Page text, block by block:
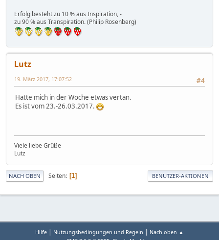
Erfolg besteht zu 10 % aus Inspiration, -
zu 90 % aus Transpiration. (Philip Rosenberg)
Lutz
#4
19. März 2017, 17:07:52
Hatte mich in der Woche etwas vertan.
Es ist vom 23.-26.03.2017.
Viele liebe Grüße
Lutz
NACH OBEN Seiten 1 BENUTZER-AKTIONEN
Hilfe Nutzungsbedingungen und Regeln Nach oben ▲